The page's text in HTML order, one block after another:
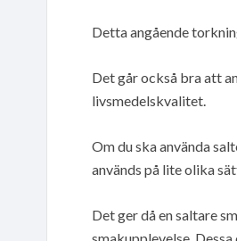
Detta angående
Det går också bra att
livsmedelskvalitet.
Om du ska använda
används på lite olika
Det ger då en saltare